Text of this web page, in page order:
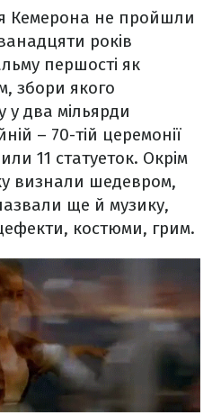
Кемерона не пройшли
років
першості як
збори якого
у два мільярди
– 70-тій церемонії
11 статуеток. Окрім
визнали шедевром,
ще й музику,
костюми, грим.